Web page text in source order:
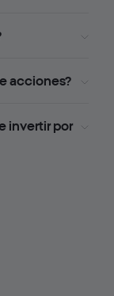
acciones?
invertir por